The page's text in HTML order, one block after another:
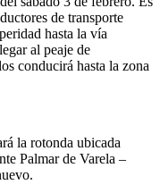
de transporte
hasta la vía
al peaje de
conducirá hasta la zona
la rotonda ubicada
Palmar de Varela –